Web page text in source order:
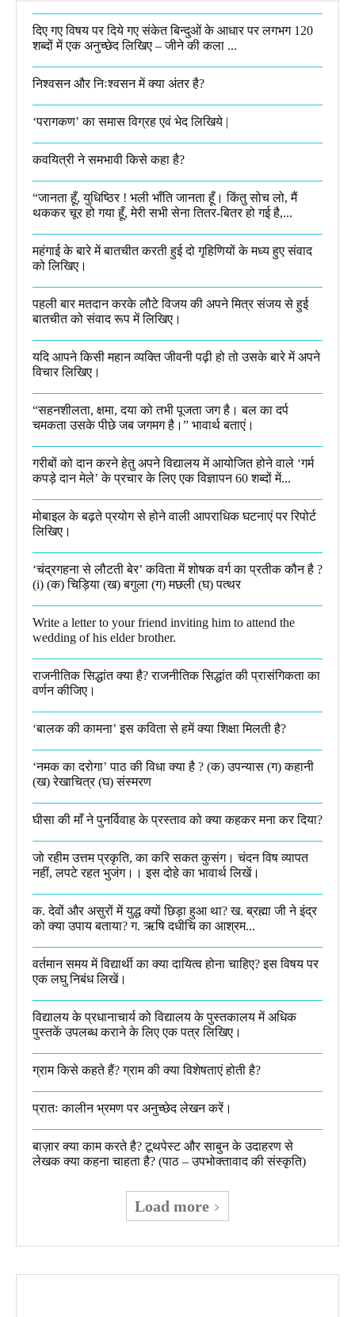
दिए गए विषय पर दिये गए संकेत बिन्दुओं के आधार पर लगभग 120
शब्दों में एक अनुच्छेद लिखिए – जीने की कला ...
निश्वसन और निःश्वसन में क्या अंतर है?
‘परागकण’ का समास विग्रह एवं भेद लिखिये |
कवयित्री ने समभावी किसे कहा है?
“जानता हूँ, युधिष्ठिर ! भली भाँति जानता हूँ। किंतु सोच लो, मैं
थककर चूर हो गया हूँ, मेरी सभी सेना तितर-बितर हो गई है,...
महंगाई के बारे में बातचीत करती हुई दो गृहिणियों के मध्य हुए संवाद
को लिखिए।
पहली बार मतदान करके लौटे विजय की अपने मित्र संजय से हुई
बातचीत को संवाद रूप में लिखिए।
यदि आपने किसी महान व्यक्ति जीवनी पढ़ी हो तो उसके बारे में अपने
विचार लिखिए।
“सहनशीलता, क्षमा, दया को तभी पूजता जग है। बल का दर्प
चमकता उसके पीछे जब जगमग है।”​ भावार्थ बताएं।
गरीबों को दान करने हेतु अपने विद्यालय में आयोजित होने वाले ‘गर्म
कपड़े दान मेले’ के प्रचार के लिए एक विज्ञापन 60 शब्दों में...
मोबाइल के बढ़ते प्रयोग से होने वाली आपराधिक घटनाएं पर रिपोर्ट
लिखिए।
‘चंद्रगहना से लौटती बेर’ कविता में शोषक वर्ग का प्रतीक कौन है ?
(i) (क) चिड़िया (ख) बगुला (ग) मछली (घ) पत्थर
Write a letter to your friend inviting him to attend the
wedding of his elder brother.
राजनीतिक सिद्धांत क्या है? राजनीतिक सिद्धांत की प्रासंगिकता का
वर्णन कीजिए।
‘बालक की कामना’ इस कविता से हमें क्या शिक्षा मिलती है?
‘नमक का दरोगा’ पाठ की विधा क्या है ? (क) उपन्यास (ग) कहानी
(ख) रेखाचित्र (घ) संस्मरण​
घीसा की माँ ने पुनर्विवाह के प्रस्ताव को क्या कहकर मना कर दिया?
जो रहीम उत्तम प्रकृति, का करि सकत कुसंग। चंदन विष व्यापत
नहीं, लपटे रहत भुजंग।। इस दोहे का भावार्थ लिखें।
क. देवों और असुरों में युद्ध क्यों छिड़ा हुआ था? ख. ब्रह्मा जी ने इंद्र
को क्या उपाय बताया? ग. ऋषि दधीचि का आश्रम...
वर्तमान समय में विद्यार्थी का क्या दायित्व होना चाहिए? इस विषय पर
एक लघु निबंध लिखें।
विद्यालय के प्रधानाचार्य को विद्यालय के पुस्तकालय में अधिक
पुस्तकें उपलब्ध कराने के लिए एक पत्र लिखिए।
ग्राम किसे कहते हैं? ग्राम की क्या विशेषताएं होती है?​
प्रातः कालीन भ्रमण पर अनुच्छेद लेखन करें।
बाज़ार क्या काम करते है? टूथपेस्ट और साबुन के उदाहरण से
लेखक क्या कहना चाहता है? (पाठ – उपभोक्तावाद की संस्कृति)
Load more